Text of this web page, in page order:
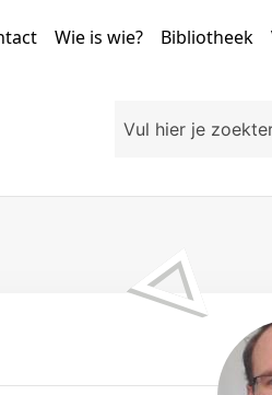
Wie is wie? Bibliotheek